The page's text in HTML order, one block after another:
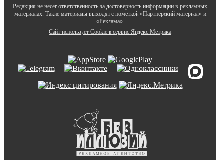
Редакция не несет ответственность за достоверность информации в рекламных
материалах. Такие материалы выходят с пометкой «Партнёрский материал» и
«Реклама».
Сайт использует Cookie и сервиc Яндекс.Метрика